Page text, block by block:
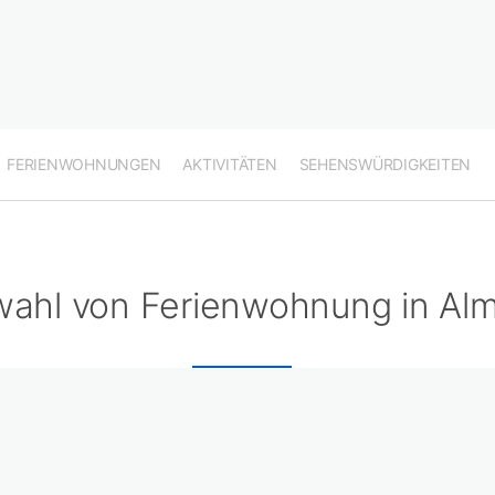
FERIENWOHNUNGEN AKTIVITÄTEN SEHENSWÜRDIGKEITEN
von Ferienwohnung in